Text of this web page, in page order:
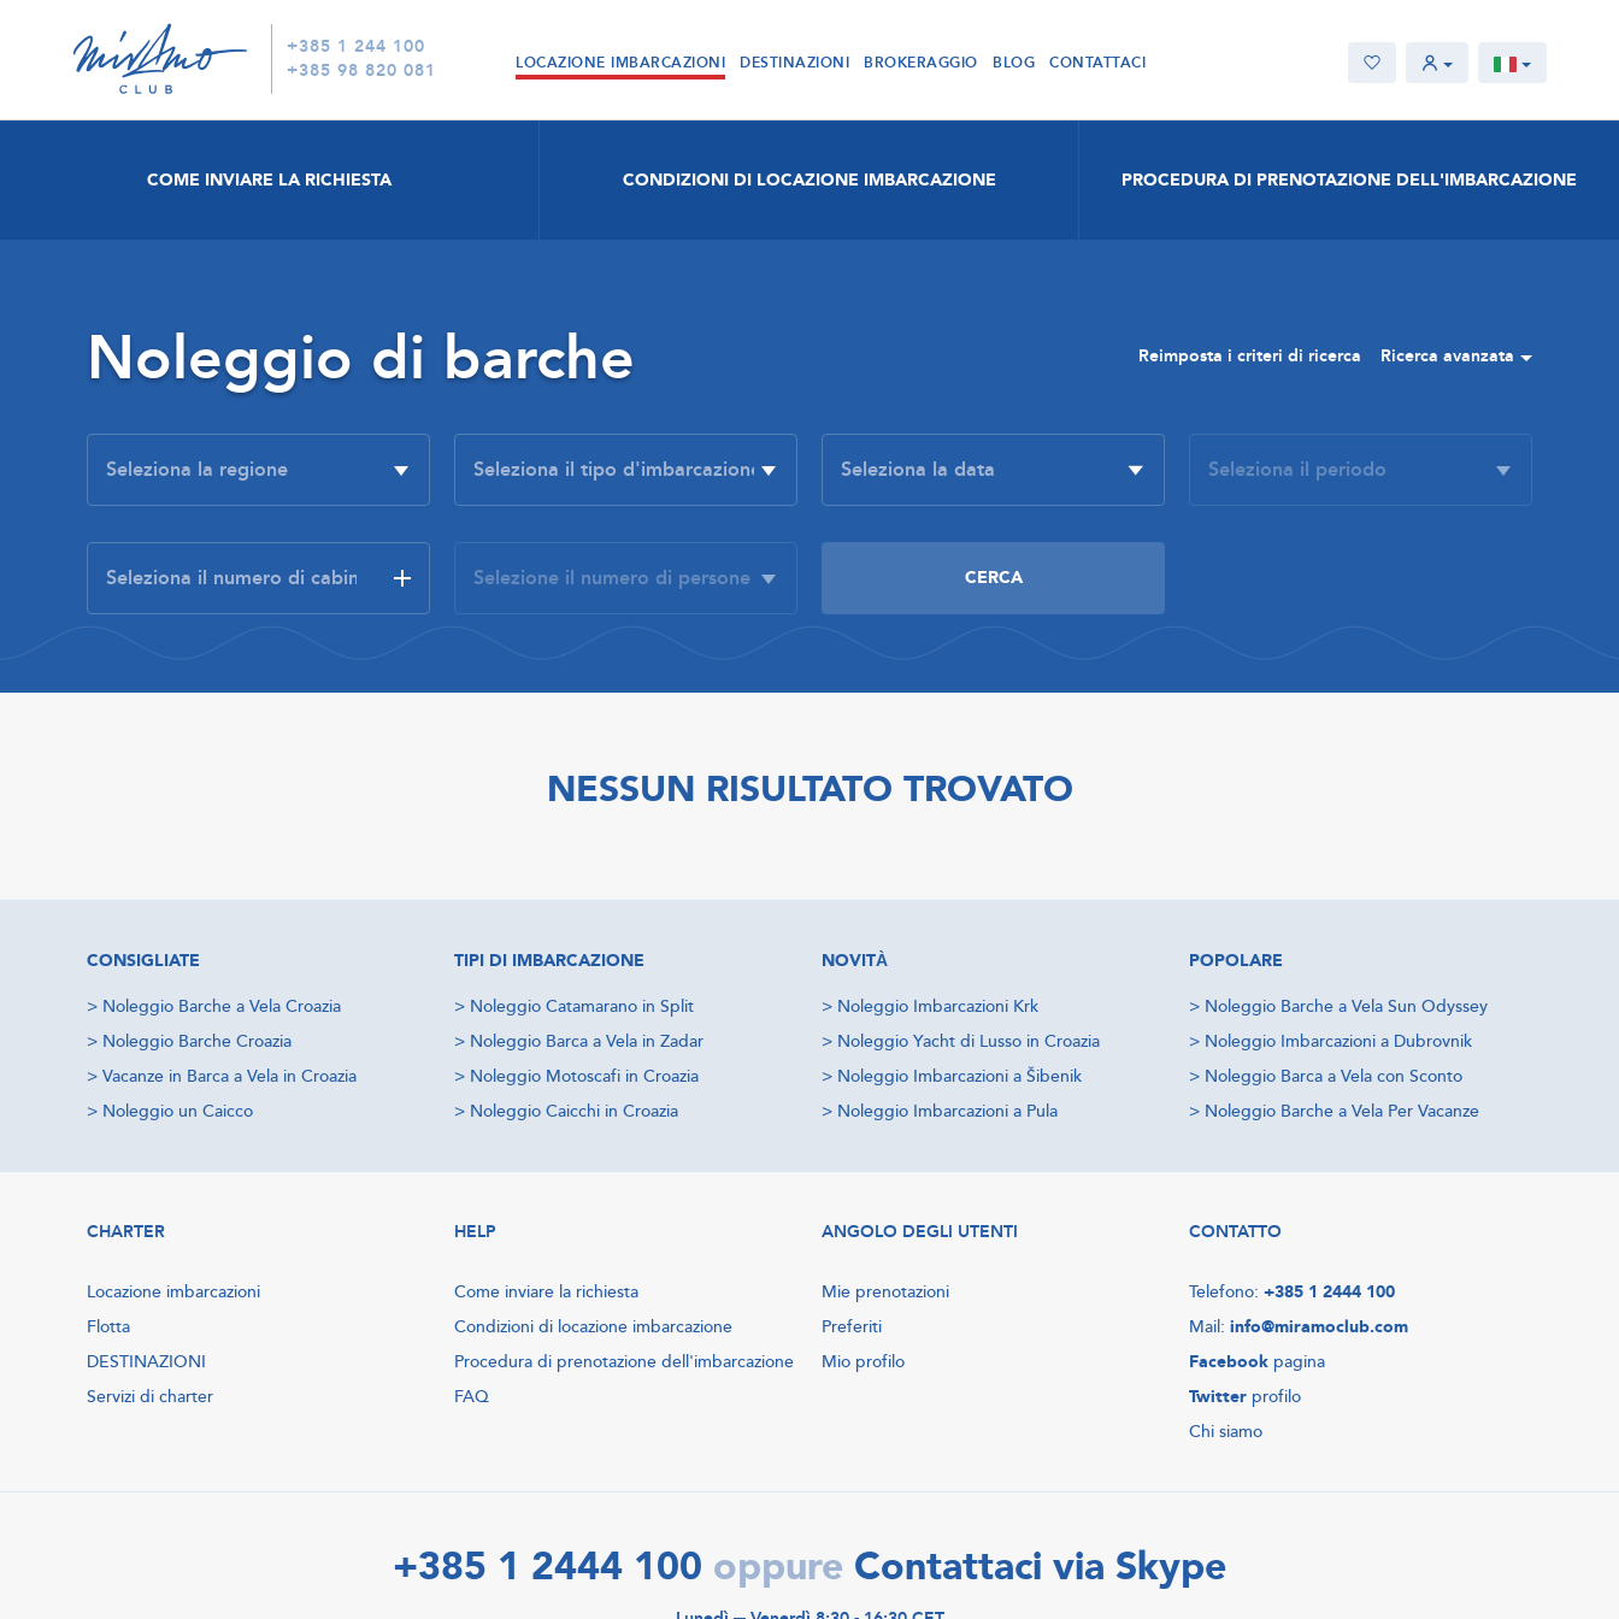
+385 1 244 100
+385 98 820 081
LOCAZIONE IMBARCAZIONI DESTINAZIONI BROKERAGGIO BLOG CONTATTACI
COME INVIARE LA RICHIESTA CONDIZIONI DI LOCAZIONE IMBARCAZIONE PROCEDURA DI PRENOTAZIONE DELL'IMBARCAZIONE
Noleggio di barche Reimposta i criteri di ricerca Ricerca avanzata
NESSUN RISULTATO TROVATO
CONSIGLIATE
> Noleggio Barche a Vela Croazia
> Noleggio Barche Croazia
> Vacanze in Barca a Vela in Croazia
> Noleggio un Caicco
TIPI DI IMBARCAZIONE
> Noleggio Catamarano in Split
> Noleggio Barca a Vela in Zadar
> Noleggio Motoscafi in Croazia
> Noleggio Caicchi in Croazia
NOVITÀ
> Noleggio Imbarcazioni Krk
> Noleggio Yacht di Lusso in Croazia
> Noleggio Imbarcazioni a Šibenik
> Noleggio Imbarcazioni a Pula
POPOLARE
> Noleggio Barche a Vela Sun Odyssey
> Noleggio Imbarcazioni a Dubrovnik
> Noleggio Barca a Vela con Sconto
> Noleggio Barche a Vela Per Vacanze
CHARTER
Locazione imbarcazioni
Flotta
DESTINAZIONI
Servizi di charter
HELP
Come inviare la richiesta
Condizioni di locazione imbarcazione
Procedura di prenotazione dell'imbarcazione
FAQ
ANGOLO DEGLI UTENTI
Mie prenotazioni
Preferiti
Mio profilo
CONTATTO
Telefono: +385 1 2444 100
Mail: info@miramoclub.com
Facebook pagina
Twitter profilo
Chi siamo
+385 1 2444 100 oppure Contattaci via Skype